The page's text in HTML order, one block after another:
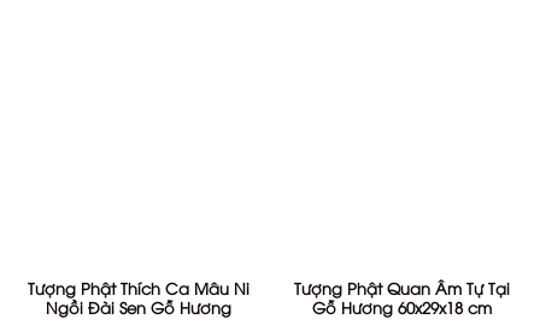
Tượng Phật Thích Ca Mâu Ni
Ngồi Đài Sen Gỗ Hương
Tượng Phật Quan Âm Tự Tại
Gỗ Hương 60x29x18 cm